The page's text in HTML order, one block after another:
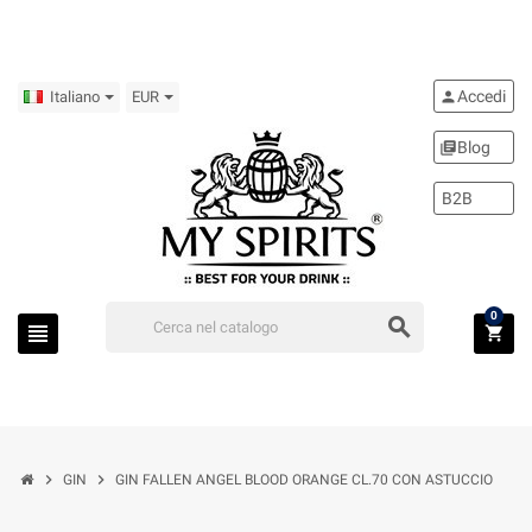
Italiano EUR
view_headline search
personAccedi
library_booksBlog
B2B
shopping_cart
0
chevron_right GIN chevron_right GIN FALLEN ANGEL BLOOD ORANGE CL.70 CON ASTUCCIO